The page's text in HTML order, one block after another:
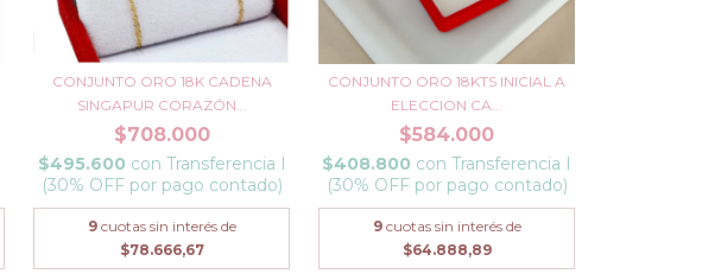
CONJUNTO ORO 18K CADENA
SINGAPUR CORAZÓN...
$708.000
$495.600 con Transferencia I
(30% OFF por pago contado)
9 cuotas sin interés de
$78.666,67
CONJUNTO ORO 18KTS INICIAL A
ELECCION CA...
$584.000
$408.800 con Transferencia I
(30% OFF por pago contado)
9 cuotas sin interés de
$64.888,89